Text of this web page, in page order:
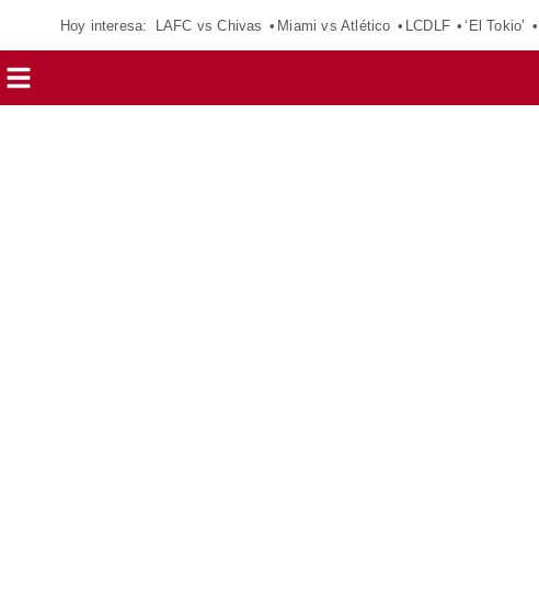
Hoy interesa: LAFC vs Chivas Miami vs Atlético LCDLF ‘El Tokio’